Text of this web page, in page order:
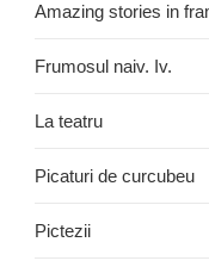
Amazing stories in
Frumosul naiv. Iv.
La teatru
Picaturi de curcubeu
Pictezii